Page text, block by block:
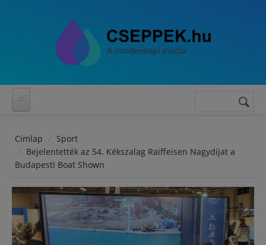
Keresés
Címlap
Sport
Bejelentették az 54. Kékszalag Raiffeisen Nagydíjat a
Budapesti Boat Shown